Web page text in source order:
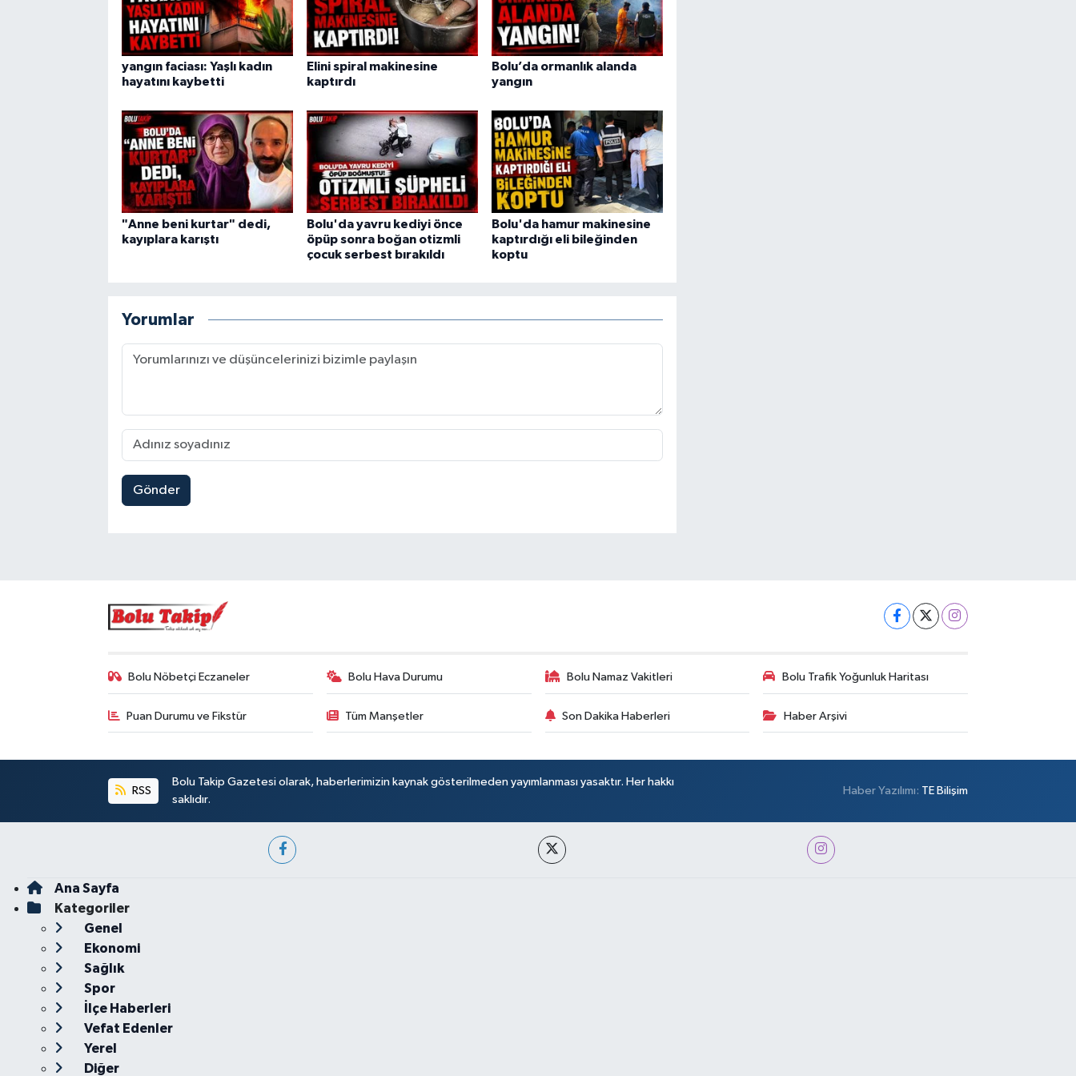
yangın faciası: Yaşlı kadın
hayatını kaybetti
Elini spiral makinesine
kaptırdı
Bolu’da ormanlık alanda
yangın
"Anne beni kurtar" dedi,
kayıplara karıştı
Bolu'da yavru kediyi önce
öpüp sonra boğan otizmli
çocuk serbest bırakıldı
Bolu'da hamur makinesine
kaptırdığı eli bileğinden
koptu
Yorumlar
Gönder
Bolu Nöbetçi Eczaneler Bolu Hava Durumu Bolu Namaz Vakitleri Bolu Trafik Yoğunluk Haritası
Puan Durumu ve Fikstür Tüm Manşetler Son Dakika Haberleri Haber Arşivi
RSS
Bolu Takip Gazetesi olarak, haberlerimizin kaynak gösterilmeden yayımlanması yasaktır. Her hakkı
saklıdır.
Haber Yazılımı: TE Bilişim
Ana Sayfa
Kategoriler
Genel
Ekonomi
Sağlık
Spor
İlçe Haberleri
Vefat Edenler
Yerel
Diğer